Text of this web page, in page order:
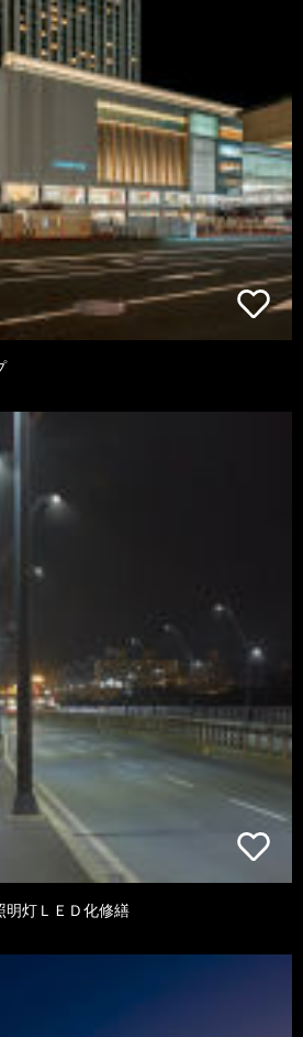
明灯ＬＥＤ化修繕